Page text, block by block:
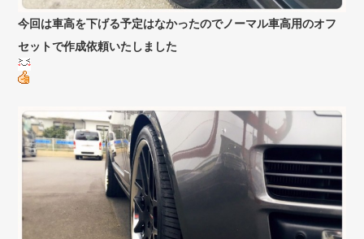
今回は車高を下げる予定はなかったのでノーマル車高用のオフ
セットで作成依頼いたしました